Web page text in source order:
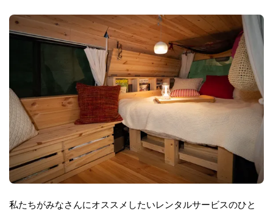
私たちがみなさんにオススメしたいレンタルサービスのひと